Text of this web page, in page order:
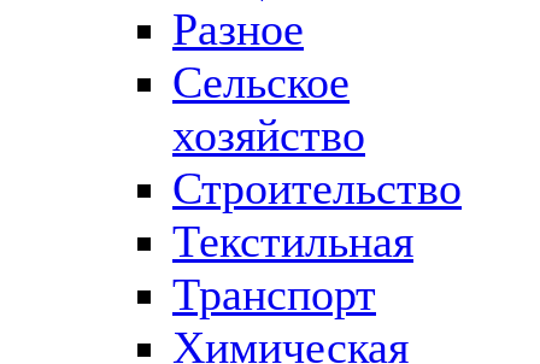
Разное
Сельское
хозяйство
Строительство
Текстильная
Транспорт
Химическая